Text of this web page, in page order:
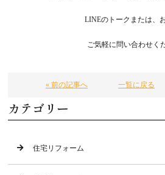
LINEのトークまたは、
ご気軽に問い合わせく
« 前の記事へ 一覧に戻る
カテゴリー
住宅リフォーム